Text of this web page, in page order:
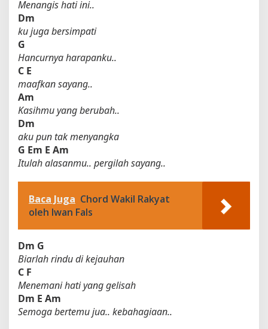
Menangis hati ini..
Dm
ku juga bersimpati
G
Hancurnya harapanku..
C E
maafkan sayang..
Am
Kasihmu yang berubah..
Dm
aku pun tak menyangka
G Em E Am
Itulah alasanmu.. pergilah sayang..
Baca Juga Chord Wakil Rakyat
oleh Iwan Fals
Dm G
Biarlah rindu di kejauhan
C F
Menemani hati yang gelisah
Dm E Am
Semoga bertemu jua.. kebahagiaan..